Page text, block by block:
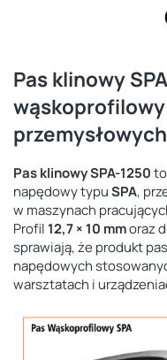
Pas klinowy
Pas klinowy SPA-1250
napędowy typuSPA,
w maszynach
Profil 12,7 × 10 mmoraz
sprawiają, że produkt
napędowych
warsztatach i